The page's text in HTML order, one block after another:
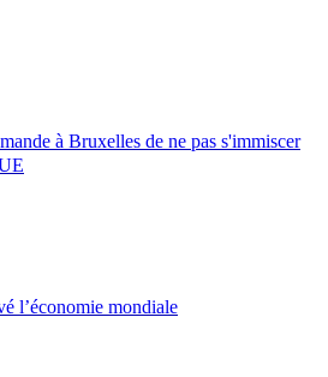
à Bruxelles de ne pas s'immiscer
l’économie mondiale